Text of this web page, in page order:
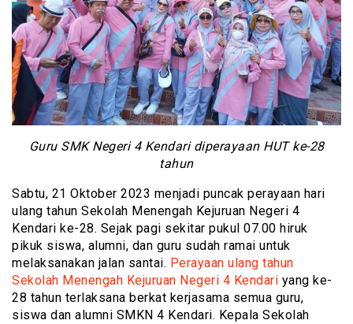
Guru SMK Negeri 4 Kendari diperayaan HUT ke-28
tahun
Sabtu, 21 Oktober 2023 menjadi puncak perayaan hari
ulang tahun Sekolah Menengah Kejuruan Negeri 4
Kendari ke-28. Sejak pagi sekitar pukul 07.00 hiruk
pikuk siswa, alumni, dan guru sudah ramai untuk
melaksanakan jalan santai. Perayaan ulang tahun
Sekolah Menengah Kejuruan Negeri 4 Kendari yang ke-
28 tahun terlaksana berkat kerjasama semua guru,
siswa dan alumni SMKN 4 Kendari. Kepala Sekolah